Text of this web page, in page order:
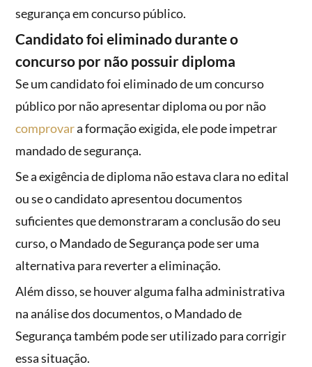
segurança em concurso público.
Candidato foi eliminado durante o
concurso por não possuir diploma
Se um candidato foi eliminado de um concurso
público por não apresentar diploma ou por não
comprovara formação exigida, ele pode impetrar
mandado de segurança.
Se a exigência de diploma não estava clara no edital
ou se o candidato apresentou documentos
suficientes que demonstraram a conclusão do seu
curso, o Mandado de Segurança pode ser uma
alternativa para reverter a eliminação.
Além disso, se houver alguma falha administrativa
na análise dos documentos, o Mandado de
Segurança também pode ser utilizado para corrigir
essa situação.